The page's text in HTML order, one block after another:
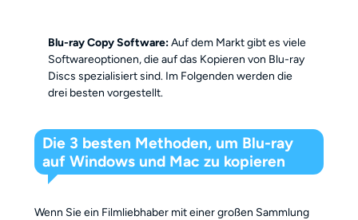
Blu-ray Copy Software:Auf dem Markt gibt es viele
Softwareoptionen, die auf das Kopieren von Blu-ray
Discs spezialisiert sind. Im Folgenden werden die
drei besten vorgestellt.
Die 3 besten Methoden, um Blu-ray
auf Windows und Mac zu kopieren
Wenn Sie ein Filmliebhaber mit einer großen Sammlung